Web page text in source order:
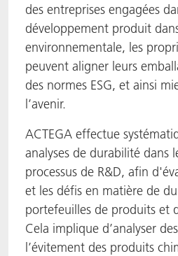
des entreprises engagées
développement produit
environnementale, les
peuvent aligner leurs
des normes ESG, et ainsi
l’avenir.
ACTEGA effectue
analyses de durabilité dans
processus de R&D, afin
et les défis en matière de
portefeuilles de produits et
Cela implique d’analyser
l’évitement des produits